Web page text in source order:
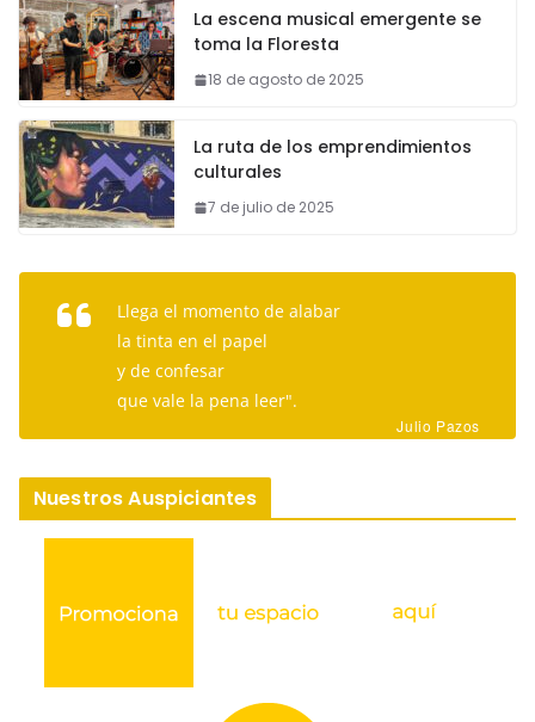
La escena musical emergente se
toma la Floresta
18 de agosto de 2025
La ruta de los emprendimientos
culturales
7 de julio de 2025
Llega el momento de alabar
la tinta en el papel
y de confesar
que vale la pena leer".
Julio Pazos
Nuestros Auspiciantes